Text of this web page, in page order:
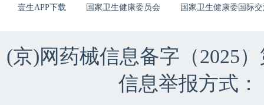
壹生APP下载 国家卫生健康委员会 国家卫生健康委国际
(京)网药械信息备字（2025
信息举报方式：